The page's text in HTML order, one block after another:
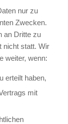
nur zu
Zwecken.
an Dritte zu
nicht statt. Wir
weiter, wenn:
erteilt haben,
mit